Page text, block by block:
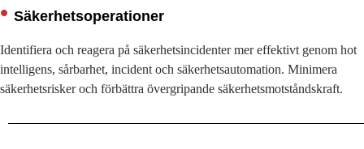
Säkerhetsoperationer
Identifiera och reagera på säkerhetsincidenter mer effektivt genom hot
intelligens, sårbarhet, incident och säkerhetsautomation. Minimera
säkerhetsrisker och förbättra övergripande säkerhetsmotståndskraft.